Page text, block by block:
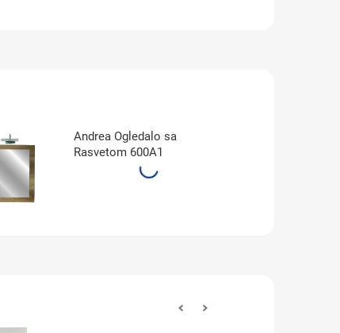
Andrea Ogledalo sa
Rasvetom 600A1